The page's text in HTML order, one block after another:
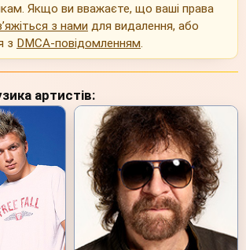
Якщо ви вважаєте, що ваші права
з нами для видалення, або
з DMCA-повідомленням.
артистів: